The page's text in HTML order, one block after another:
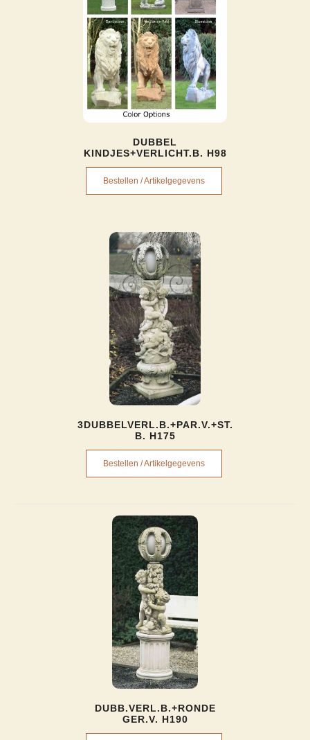
DUBBEL
KINDJES+VERLICHT.B. H98
Bestellen / Artikelgegevens
3DUBBELVERL.B.+PAR.V.+ST.
B. H175
Bestellen / Artikelgegevens
DUBB.VERL.B.+RONDE
GER.V. H190